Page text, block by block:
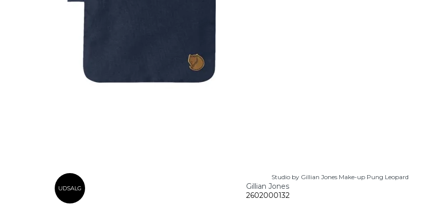
UDSALG
Studio by Gillian Jones Make-up Pung Leopard
Gillian Jones
2602000132